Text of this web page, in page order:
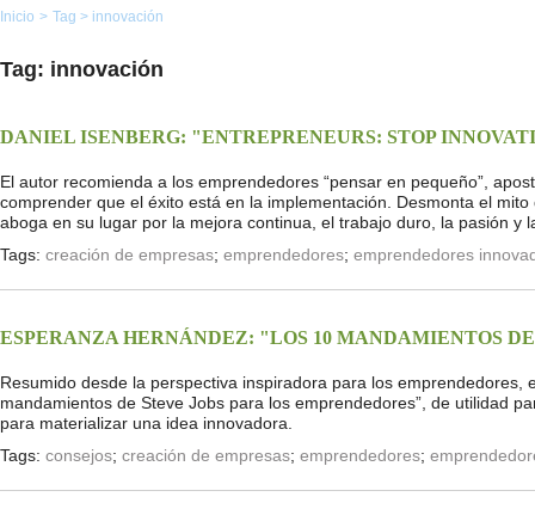
Inicio > Tag > innovación
Tag: innovación
DANIEL ISENBERG: "ENTREPRENEURS: STOP
El autor recomienda a los emprendedores “pensar en pequeño”,
comprender que el éxito está en la implementación. Desmonta el
aboga en su lugar por la mejora continua, el trabajo duro, la pasión y
Tags: creación de empresas; emprendedores; emprendedores
ESPERANZA HERNÁNDEZ: "LOS 10 MANDAMIENTOS
Resumido desde la perspectiva inspiradora para los
mandamientos de Steve Jobs para los emprendedores”, de utilidad
para materializar una idea innovadora.
Tags: consejos; creación de empresas; emprendedores;